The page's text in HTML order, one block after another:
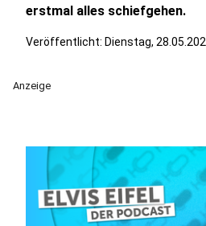
erstmal alles schiefgehen.
Veröffentlicht: Dienstag,
Anzeige